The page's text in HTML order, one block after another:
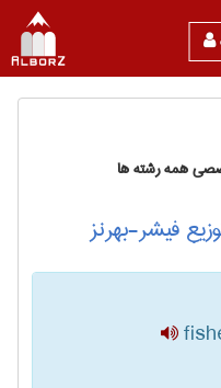
همه رشته ها
فیشر-بهرنز